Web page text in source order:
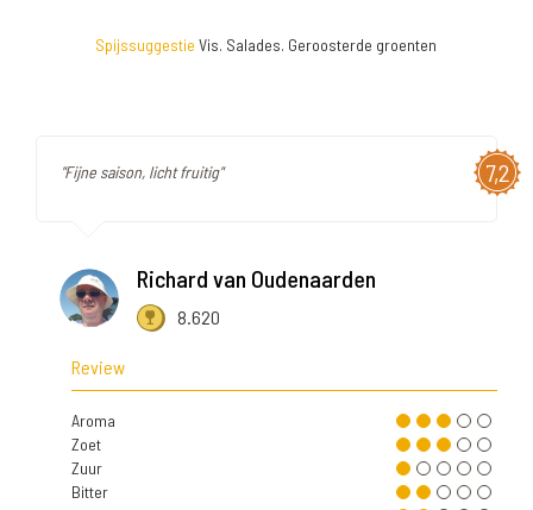
Spijssuggestie Vis. Salades. Geroosterde groenten
7,2
"Fijne saison, licht fruitig"
Richard van Oudenaarden
8.620
Review
Aroma
Zoet
Zuur
Bitter